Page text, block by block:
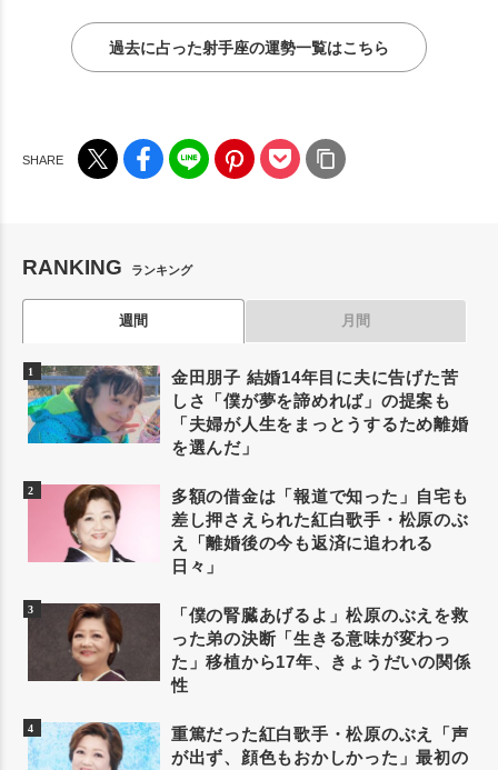
過去に占った射手座の運勢一覧はこちら
RANKING ランキング
週間 月間
金田朋子 結婚14年目に夫に告げた苦
しさ「僕が夢を諦めれば」の提案も
「夫婦が人生をまっとうするため離婚
を選んだ」
多額の借金は「報道で知った」自宅も
差し押さえられた紅白歌手・松原のぶ
え「離婚後の今も返済に追われる
日々」
「僕の腎臓あげるよ」松原のぶえを救
った弟の決断「生きる意味が変わっ
た」移植から17年、きょうだいの関係
性
重篤だった紅白歌手・松原のぶえ「声
が出ず、顔色もおかしかった」最初の